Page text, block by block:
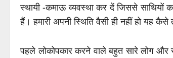
स्थायी -कमाऊ व्यवस्था कर दें जिससे
हैं। हमारी अपनी स्थिति वैसी ही नहीं हो यह कैसे
पहले लोकोपकार करने वाले बहुत सारे लोग और